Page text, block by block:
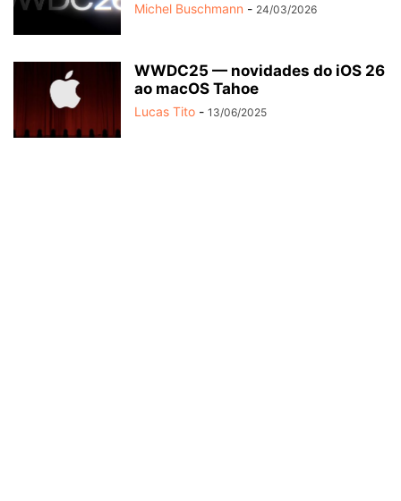
Michel Buschmann - 24/03/2026
WWDC25 — novidades do iOS 26
ao macOS Tahoe
Lucas Tito - 13/06/2025